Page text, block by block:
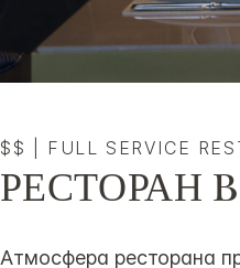
$$ FULL SERVICE
РЕСТОРАН
Атмосфера ресторана